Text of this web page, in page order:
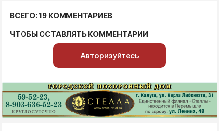
ВСЕГО: 19 КОММЕНТАРИЕВ
ЧТОБЫ ОСТАВЛЯТЬ КОММЕНТАРИИ
Авторизуйтесь